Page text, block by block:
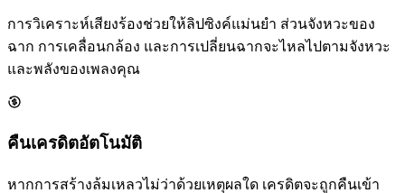
การวิเคราะห์เสียงร้องช่วยให้ลิปซิงค์แม่นยำ ส่วนจังหวะของ
ฉาก การเคลื่อนกล้อง และการเปลี่ยนฉากจะไหลไปตามจังหวะ
และพลังของเพลงคุณ
คืนเครดิตอัตโนมัติ
หากการสร้างล้มเหลวไม่ว่าด้วยเหตุผลใด เครดิตจะถูกคืนเข้า